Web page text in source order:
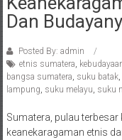
Dan
Posted By: admin
etnis sumatera
bangsa sumatera suku batak,
lampung suku melayu suku
Sumatera, pulau
keanekaragaman etnis